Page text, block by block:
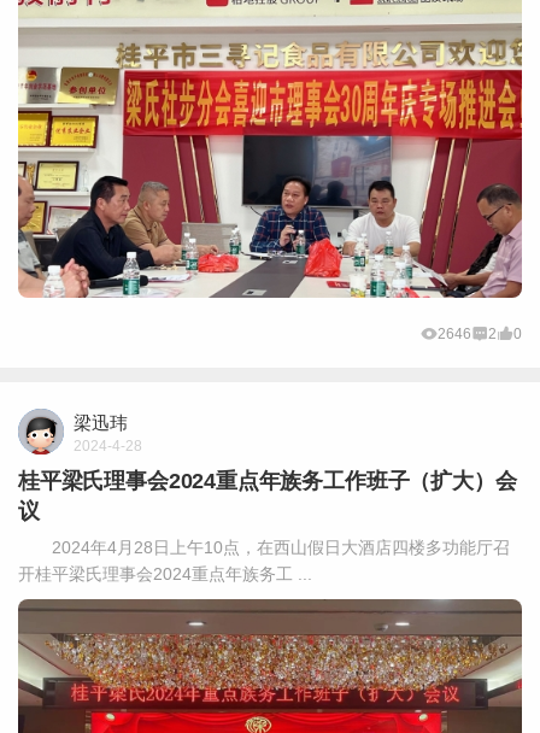
2646 2 0
梁迅玮
2024-4-28
桂平梁氏理事会2024重点年族务工作班子（扩大）会
议
2024年4月28日上午10点，在西山假日大酒店四楼多功能厅召
开桂平梁氏理事会2024重点年族务工 ...